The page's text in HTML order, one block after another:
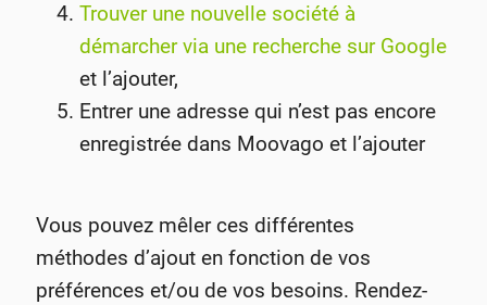
Trouver une nouvelle société à
démarcher via une recherche sur Google
et l’ajouter,
Entrer une adresse qui n’est pas encore
enregistrée dans Moovago et l’ajouter
Vous pouvez mêler ces différentes
méthodes d’ajout en fonction de vos
préférences et/ou de vos besoins. Rendez-